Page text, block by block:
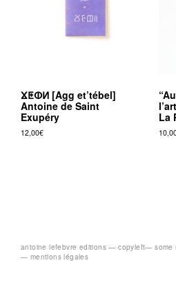
ⴴⵟⵀⵍ [Agg et’tébel]
Antoine de Saint
Exupéry
12,00€
La
antoine lefebvre editions —copyleft— some
— mentions légales